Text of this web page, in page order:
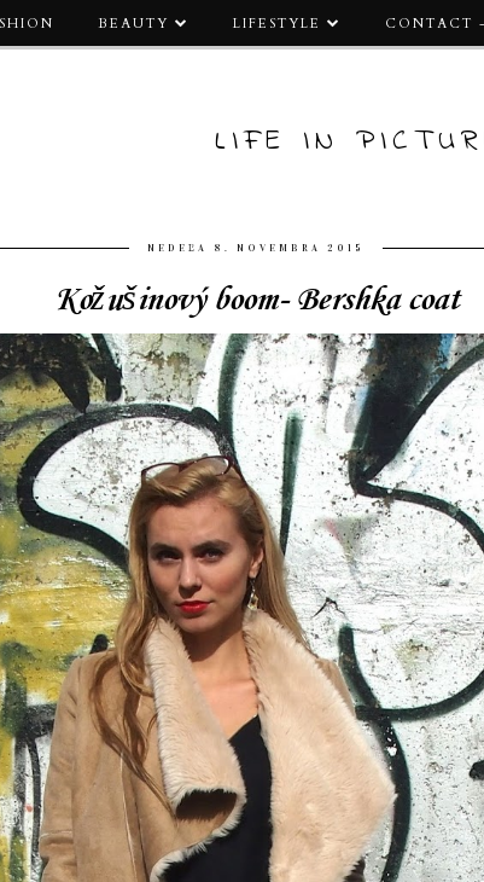
BEAUTY LIFESTYLE CONTACT
LIFE IN
NEDEĽA 8. NOVEMBRA 2015
Kožušinový boom- Bershka coat